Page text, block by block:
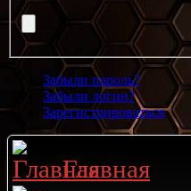
Забыли пароль?
Забыли логин?
Зарегистрироваться
Главная